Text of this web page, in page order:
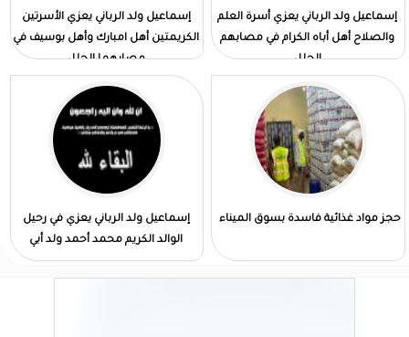
إسماعيل ولد الرباني يعزي أسرة العلم
والصلاح أهل أباه الكرام في مصابهم
الجلل
إسماعيل ولد الرباني يعزي الأسرتين
الكريمتين أهل امبارك وأهل بوسيف في
مصابهما الجلل
حجز مواد غذائية فاسدة بسوق الميناء
إسماعيل ولد الرباني يعزي في رحيل
الوالد الكريم محمد أحمد ولد أبي